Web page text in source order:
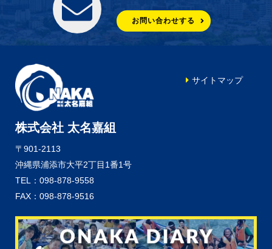
お問い合わせする
株式会社 太名嘉組
〒901-2113
沖縄県浦添市大平2丁目1番1号
TEL：098-878-9558
FAX：098-878-9516
サイトマップ